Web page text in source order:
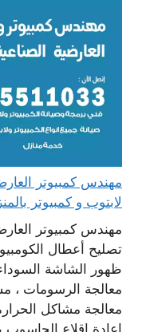
لابتوب و كمبيوتر
مهندس كمبيوتر
تصليح أعطال
ظهور الشاشة
معالجة الرسومات ،
معالجة مشاكل
إعادة اقلاع